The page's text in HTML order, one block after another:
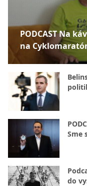
PODCAST Na
na
Sme
do